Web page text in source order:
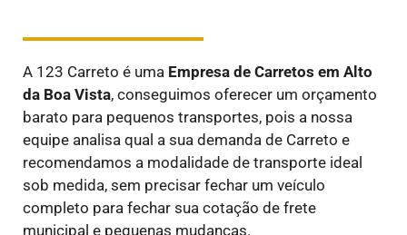
A 123 Carreto é uma Empresa de Carretos em Alto
da Boa Vista, conseguimos oferecer um orçamento
barato para pequenos transportes, pois a nossa
equipe analisa qual a sua demanda de Carreto e
recomendamos a modalidade de transporte ideal
sob medida, sem precisar fechar um veículo
completo para fechar sua cotação de frete
municipal e pequenas mudanças.